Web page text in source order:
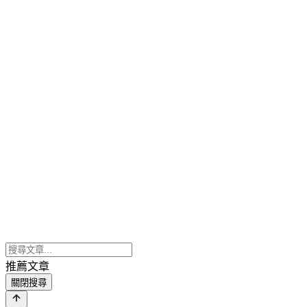
推薦文章
關閉搜尋